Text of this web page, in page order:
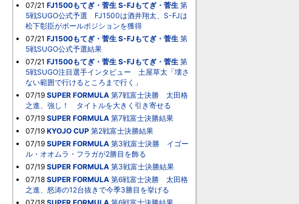
07/21 FJ1500もてぎ・菅生 S-FJもてぎ・菅生 第
5戦SUGO公式予選 FJ1500は酒井翔太、S-FJは
松下彰臣がポールポジションを獲得
07/21 FJ1500もてぎ・菅生 S-FJもてぎ・菅生 第
5戦SUGO公式予選結果
07/21 FJ1500もてぎ・菅生 S-FJもてぎ・菅生 第
5戦SUGO注目選手インタビュー 土屋草太「壊さ
ない範囲で行けるところまで行く」
07/19 SUPER FORMULA 第7戦富士決勝 太田格
之進、強し！ タイトルを大きく引き寄せる
07/19 SUPER FORMULA 第7戦富士決勝結果
07/19 KYOJO CUP 第2戦富士決勝結果
07/19 SUPER FORMULA 第3戦富士決勝 イゴー
ル・オオムラ・フラガが2勝目を飾る
07/19 SUPER FORMULA 第3戦富士決勝結果
07/18 SUPER FORMULA 第6戦富士決勝 太田格
之進、怒涛の12台抜きで今季3勝目を挙げる